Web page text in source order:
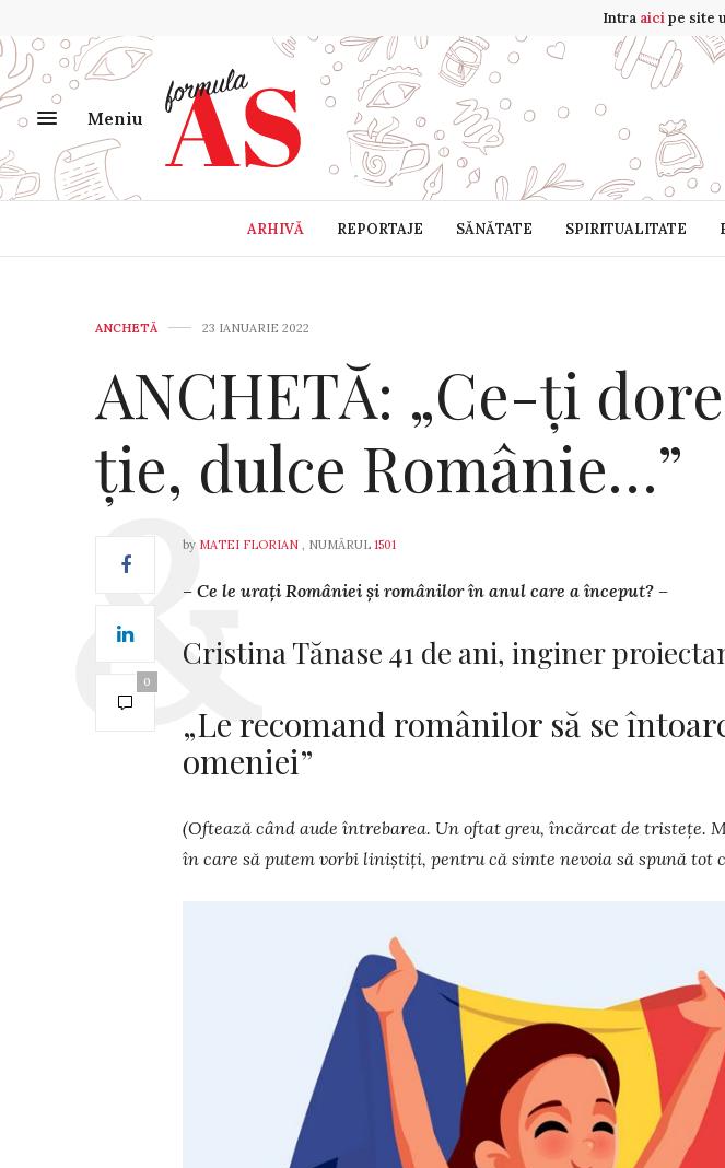
Intra aicipe site
Meniu
ARHIVĂ REPORTAJE SĂNĂTATE SPIRITUALITATE
ANCHETĂ 23 IANUARIE 2022
ANCHETĂ: „Ce-ți
ție, dulce Românie…”
0
by MATEI FLORIAN , NUMĂRUL 1501
– Ce le urați României și românilor în anul care a început? –
Cristina Tănase 41 de ani, inginer
„Le recomand românilor să se
omeniei”
(Oftează când aude întrebarea. Un oftat greu, încărcat de tristețe.
în care să putem vorbi liniștiți, pentru că simte nevoia să spună tot